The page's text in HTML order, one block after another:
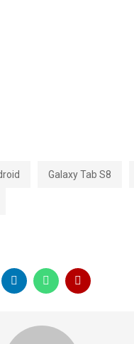
Galaxy Tab S8